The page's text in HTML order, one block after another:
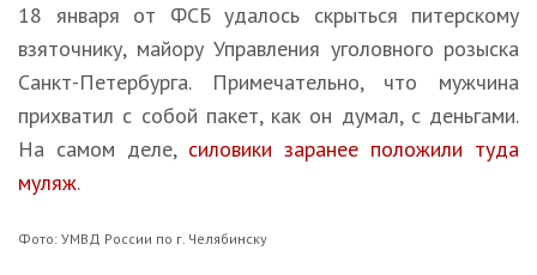
18 января от ФСБ удалось скрыться питерскому
взяточнику, майору Управления уголовного розыска
Санкт-Петербурга. Примечательно, что мужчина
прихватил с собой пакет, как он думал, с деньгами.
На самом деле, силовики заранее положили туда
муляж.
Фото: УМВД России по г. Челябинску